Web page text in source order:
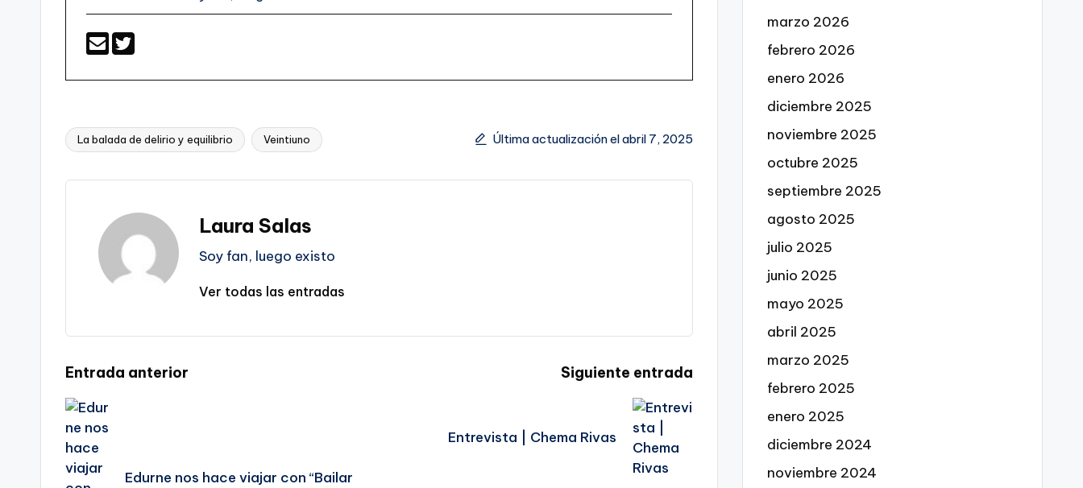
Etiquetas:
La balada de delirio y equilibrio Veintiuno Última actualización el abril 7, 2025
Laura Salas
Soy fan, luego existo
Ver todas las entradas
Navegación
de
entradas
Entrada anterior
Edurne nos hace viajar con “Bailar
Siguiente entrada
Entrevista | Chema Rivas
marzo 2026
febrero 2026
enero 2026
diciembre 2025
noviembre 2025
octubre 2025
septiembre 2025
agosto 2025
julio 2025
junio 2025
mayo 2025
abril 2025
marzo 2025
febrero 2025
enero 2025
diciembre 2024
noviembre 2024